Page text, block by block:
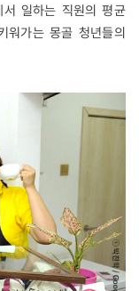
서 일하는 직원의 평균
워가는 몽골 청년들의